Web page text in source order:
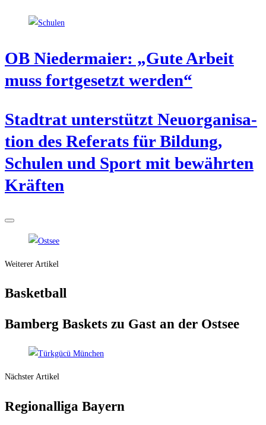
OB Nie­der­mai­er: „Gute Arbeit
muss fort­ge­setzt werden“
Stadt­rat unter­stützt Neu­or­ga­ni­sa­
ti­on des Refe­rats für Bil­dung,
Schu­len und Sport mit bewähr­ten
Kräften
Weiterer Artikel
Bas­ket­ball
Bam­berg Bas­kets zu Gast an der Ostsee
Nächster Artikel
Regio­nal­li­ga Bayern